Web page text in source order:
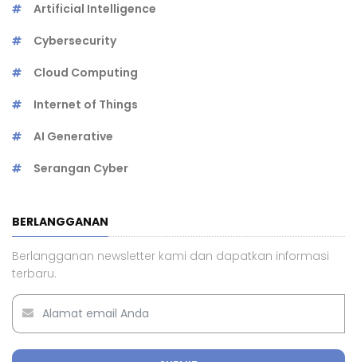
Artificial Intelligence
Cybersecurity
Cloud Computing
Internet of Things
AI Generative
Serangan Cyber
BERLANGGANAN
Berlangganan newsletter kami dan dapatkan informasi
terbaru.